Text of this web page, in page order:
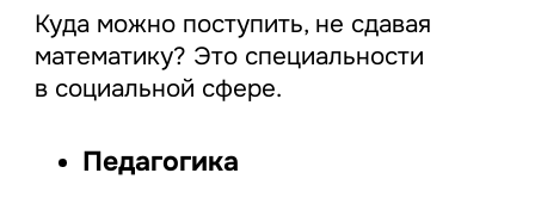
Куда можно поступить, не сдавая
математику? Это специальности
в социальной сфере.
Педагогика